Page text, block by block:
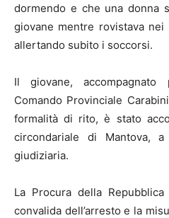
dormendo e che una donna
giovane mentre rovistava
allertando subito i soccorsi.
Il giovane,
Comando Provinciale
formalità di rito, è stato
circondariale di Mantova, a
giudiziaria.
La Procura della
convalida dell’arresto e la